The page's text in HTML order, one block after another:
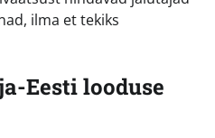
ilma et tekiks
Eesti looduse